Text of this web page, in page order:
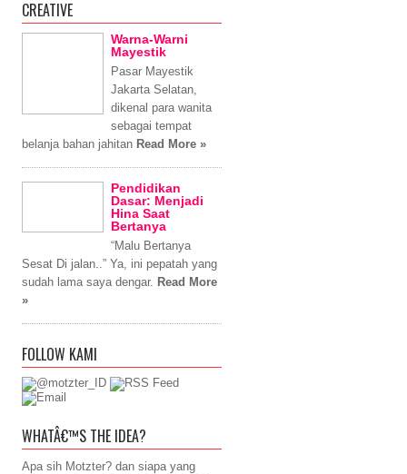
CREATIVE
Warna-Warni
Mayestik
Pasar Mayestik
Jakarta Selatan,
dikenal para wanita
sebagai tempat
belanja bahan jahitan Read More »
Pendidikan
Dasar: Menjadi
Hina Saat
Bertanya
“Malu Bertanya
Sesat Di jalan..” Ya, ini pepatah yang
sudah lama saya dengar. Read More
»
FOLLOW KAMI
WHATÂ€™S THE IDEA?
Apa sih Motzter? dan siapa yang